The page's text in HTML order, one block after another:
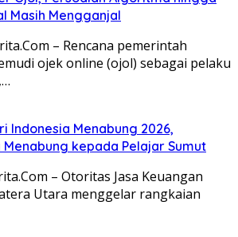
Masih Mengganjal
– Rencana pemerintah
ojek online (ojol) sebagai pelaku
Indonesia Menabung 2026,
kepada Pelajar Sumut
– Otoritas Jasa Keuangan
Utara menggelar rangkaian